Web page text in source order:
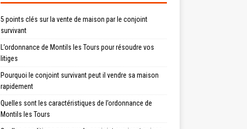
5 points clés sur la vente de maison par le conjoint
survivant
L’ordonnance de Montils les Tours pour résoudre vos
litiges
Pourquoi le conjoint survivant peut il vendre sa maison
rapidement
Quelles sont les caractéristiques de l’ordonnance de
Montils les Tours